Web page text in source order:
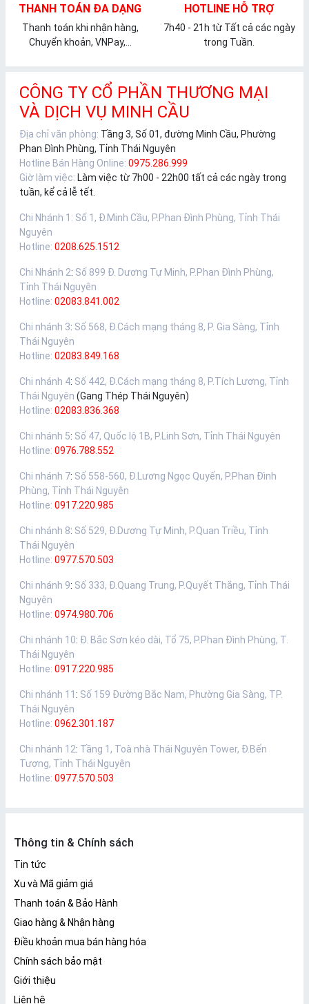
THANH TOÁN ĐA DẠNG
Thanh toán khi nhận hàng,
Chuyển khoản, VNPay,...
HOTLINE HỖ TRỢ
7h40 - 21h từ Tất cả các ngày
trong Tuần.
CÔNG TY CỔ PHẦN THƯƠNG MẠI
VÀ DỊCH VỤ MINH CẦU
Địa chỉ văn phòng: Tầng 3, Số 01, đường Minh Cầu, Phường
Phan Đình Phùng, Tỉnh Thái Nguyên
Hotline Bán Hàng Online: 0975.286.999
Giờ làm việc: Làm việc từ 7h00 - 22h00 tất cả các ngày trong
tuần, kể cả lễ tết.
Chi Nhánh 1 : Số 1, Đ.Minh Cầu, P.Phan Đình Phùng, Tỉnh Thái
Nguyên
Hotline: 0208.625.1512
Chi Nhánh 2: Số 899 Đ. Dương Tự Minh, P.Phan Đình Phùng,
Tỉnh Thái Nguyên
Hotline: 02083.841.002
Chi nhánh 3: Số 568, Đ.Cách mạng tháng 8, P. Gia Sàng, Tỉnh
Thái Nguyên
Hotline: 02083.849.168
Chi nhánh 4: Số 442, Đ.Cách mạng tháng 8, P.Tích Lương, Tỉnh
Thái Nguyên (Gang Thép Thái Nguyên)
Hotline: 02083.836.368
Chi nhánh 5: Số 47, Quốc lộ 1B, P.Linh Sơn, Tỉnh Thái Nguyên
Hotline: 0976.788.552
Chi nhánh 7: Số 558-560, Đ.Lương Ngọc Quyến, P.Phan Đình
Phùng, Tỉnh Thái Nguyên
Hotline: 0917.220.985
Chi nhánh 8: Số 529, Đ.Dương Tự Minh, P.Quan Triều, Tỉnh
Thái Nguyên
Hotline: 0977.570.503
Chi nhánh 9: Số 333, Đ.Quang Trung, P.Quyết Thắng, Tỉnh Thái
Nguyên
Hotline: 0974.980.706
Chi nhánh 10: Đ. Bắc Sơn kéo dài, Tổ 75, P.Phan Đình Phùng, T.
Thái Nguyên
Hotline: 0917.220.985
Chi nhánh 11 : Số 159 Đường Bắc Nam, Phường Gia Sàng, TP.
Thái Nguyên
Hotline: 0962.301.187
Chi nhánh 12: Tầng 1, Toà nhà Thái Nguyên Tower, Đ.Bến
Tượng, Tỉnh Thái Nguyên
Hotline: 0977.570.503
Thông tin & Chính sách
Tin tức
Xu và Mã giảm giá
Thanh toán & Bảo Hành
Giao hàng & Nhận hàng
Điều khoản mua bán hàng hóa
Chính sách bảo mật
Giới thiệu
Liên hệ